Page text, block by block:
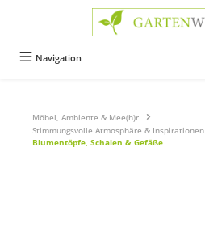
Navigation
Möbel, Ambiente & Mee(h)r
Stimmungsvolle Atmosphäre & Inspirationen
Blumentöpfe, Schalen & Gefäße